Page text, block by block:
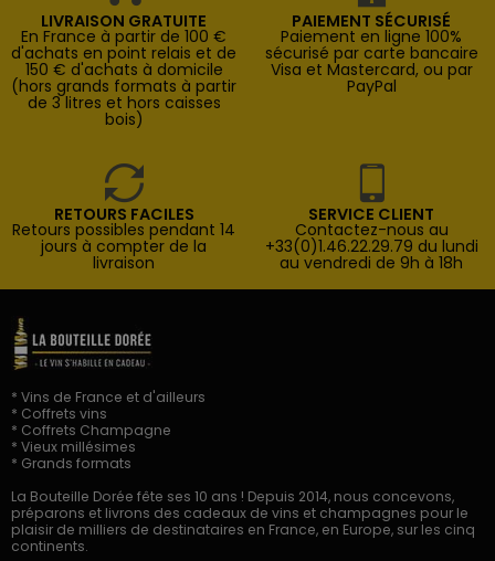
LIVRAISON GRATUITE
En France à partir de 100 €
d'achats en point relais et de
150 € d'achats à domicile
(hors grands formats à partir
de 3 litres et hors caisses
bois)
PAIEMENT SÉCURISÉ
Paiement en ligne 100%
sécurisé par carte bancaire
Visa et Mastercard, ou par
PayPal
RETOURS FACILES
Retours possibles pendant 14
jours à compter de la
livraison
SERVICE CLIENT
Contactez-nous au
+33(0)1.46.22.29.79 du lundi
au vendredi de 9h à 18h
* Vins de France et d'ailleurs
* Coffrets vins
* Coffrets Champagne
* Vieux millésimes
* Grands formats
La Bouteille Dorée fête ses 10 ans ! Depuis 2014, nous concevons,
préparons et livrons des cadeaux de vins et champagnes pour le
plaisir de milliers de destinataires en France, en Europe, sur les cinq
continents.